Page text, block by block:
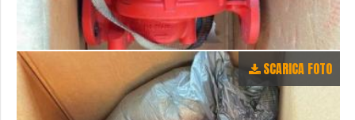
SCARICA FOTO